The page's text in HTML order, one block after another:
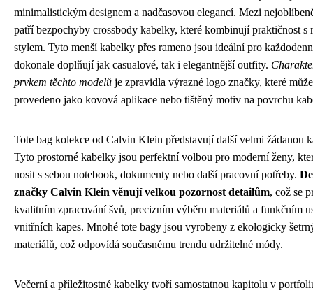
minimalistickým designem a nadčasovou elegancí. Mezi
patří bezpochyby crossbody kabelky, které kombinují praktičnost s
stylem. Tyto menší kabelky přes rameno jsou ideální pro
dokonale doplňují jak casualové, tak i elegantnější outfity.
prvkem těchto modelů je zpravidla výrazné logo značky, které
provedeno jako kovová aplikace nebo tištěný motiv na povrchu
Tote bag kolekce od Calvin Klein představují další velmi žádanou
Tyto prostorné kabelky jsou perfektní volbou pro moderní ženy,
nosit s sebou notebook, dokumenty nebo další pracovní potřeby.
značky Calvin Klein věnují velkou pozornost detailům, což se
kvalitním zpracování švů, precizním výběru materiálů a funkčním
vnitřních kapes. Mnohé tote bagy jsou vyrobeny z ekologicky
materiálů, což odpovídá současnému trendu udržitelné módy.
Večerní a příležitostné kabelky tvoří samostatnou kapitolu v